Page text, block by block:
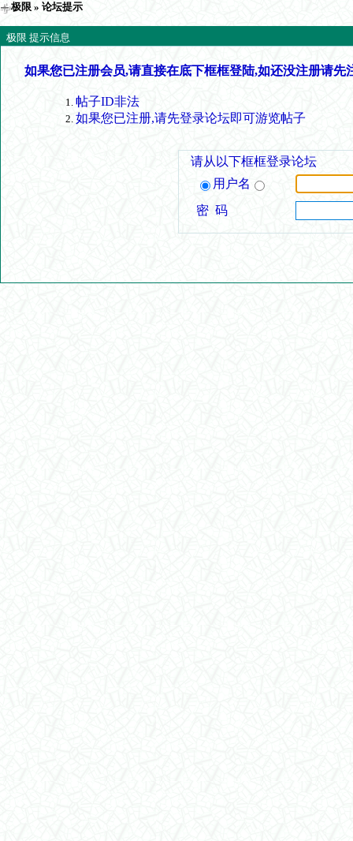
极限 » 论坛提示
极限 提示信息
如果您已注册会员,请直接在底下框框登陆,如还没注册请先
帖子ID非法
如果您已注册,请先登录论坛即可游览帖子
请从以下框框登录论坛
用户名
密 码